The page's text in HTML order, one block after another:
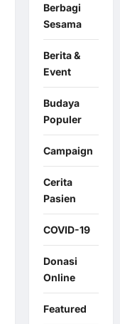
Berbagi
Sesama
Berita &
Event
Budaya
Populer
Campaign
Cerita
Pasien
COVID-19
Donasi
Online
Featured